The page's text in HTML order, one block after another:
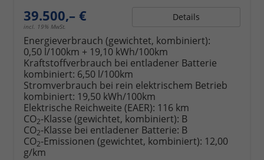
39.500,– €
incl. 19% MwSt.
Details
Energieverbrauch (gewichtet, kombiniert):
0,50 l/100km + 19,10 kWh/100km
Kraftstoffverbrauch bei entladener Batterie
kombiniert: 6,50 l/100km
Stromverbrauch bei rein elektrischem Betrieb
kombiniert: 19,50 kWh/100km
Elektrische Reichweite (EAER): 116 km
CO2-Klasse (gewichtet, kombiniert): B
CO2-Klasse bei entladener Batterie: B
CO2-Emissionen (gewichtet, kombiniert): 12,00
g/km